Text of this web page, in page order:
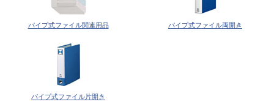
パイプ式ファイル関連用品 パイプ式ファイル両開き
パイプ式ファイル片開き